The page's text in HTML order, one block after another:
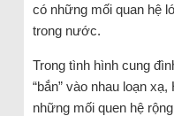
có những mối quan hệ
trong nước.
Trong tình hình cung
“bắn” vào nhau loạn
những mối quen hệ